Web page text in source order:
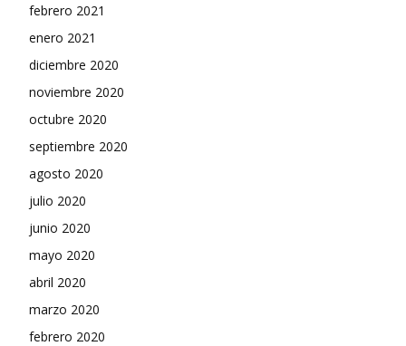
febrero 2021
enero 2021
diciembre 2020
noviembre 2020
octubre 2020
septiembre 2020
agosto 2020
julio 2020
junio 2020
mayo 2020
abril 2020
marzo 2020
febrero 2020